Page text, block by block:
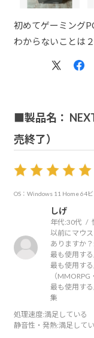
初めてゲーミング
わからないことは
■製品名：
売終了）
OS：Windows 11 Home 64ビ
しげ
年代:30代
以前にマウ
ありますか？:
最も使用す
最も使用す
（MMORPG
最も使用す
集
処理速度:満足している
静音性・発熱:満足して